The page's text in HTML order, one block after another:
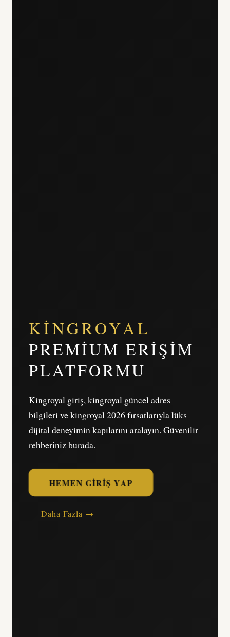
KINGROYAL
PREMIUM ERIŞIM
PLATFORMU
Kingroyal giriş, kingroyal güncel adres
bilgileri ve kingroyal 2026 fırsatlarıyla lüks
dijital deneyimin kapılarını aralayın. Güvenilir
rehberiniz burada.
HEMEN GIRIŞ YAP
Daha Fazla →